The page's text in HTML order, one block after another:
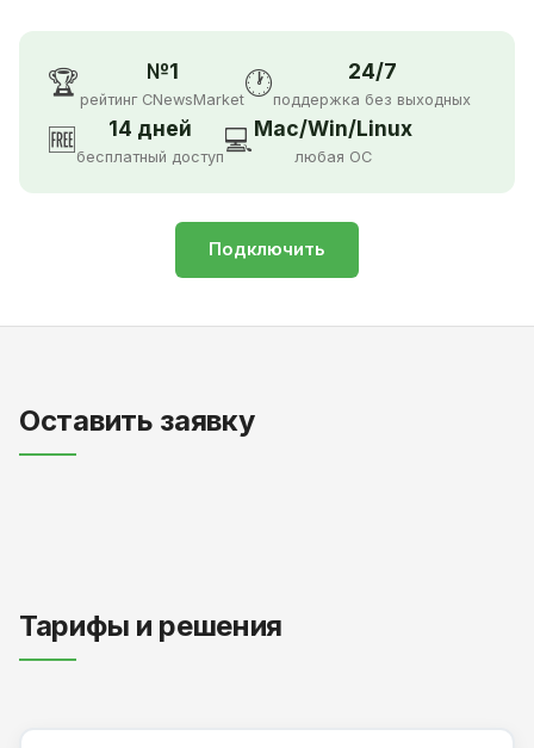
🏆 №1
рейтинг CNewsMarket🕐 24/7
поддержка без выходных
🆓 14 дней
бесплатный доступ💻Mac/Win/Linux
любая ОС
Подключить
Оставить заявку
Тарифы и решения